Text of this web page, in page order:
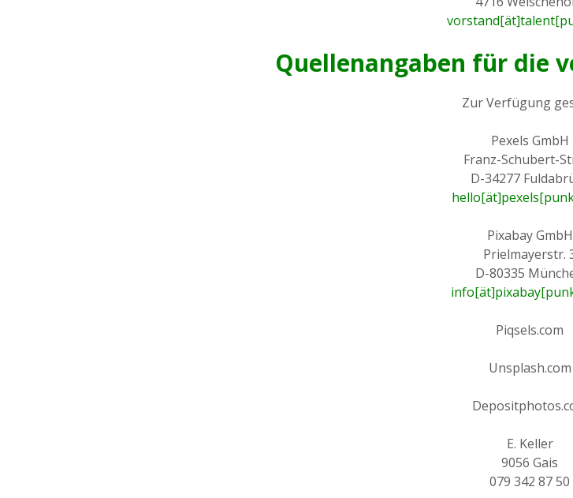
Quellenangaben für die
Zur Verfügung
Pexels GmbH
Franz-Schubert-
D-34277
Pixabay GmbH
Prielmayerstr.
D-80335
Piqsels.com
Unsplash.com
E. Keller
9056 Gais
079 342 87 50